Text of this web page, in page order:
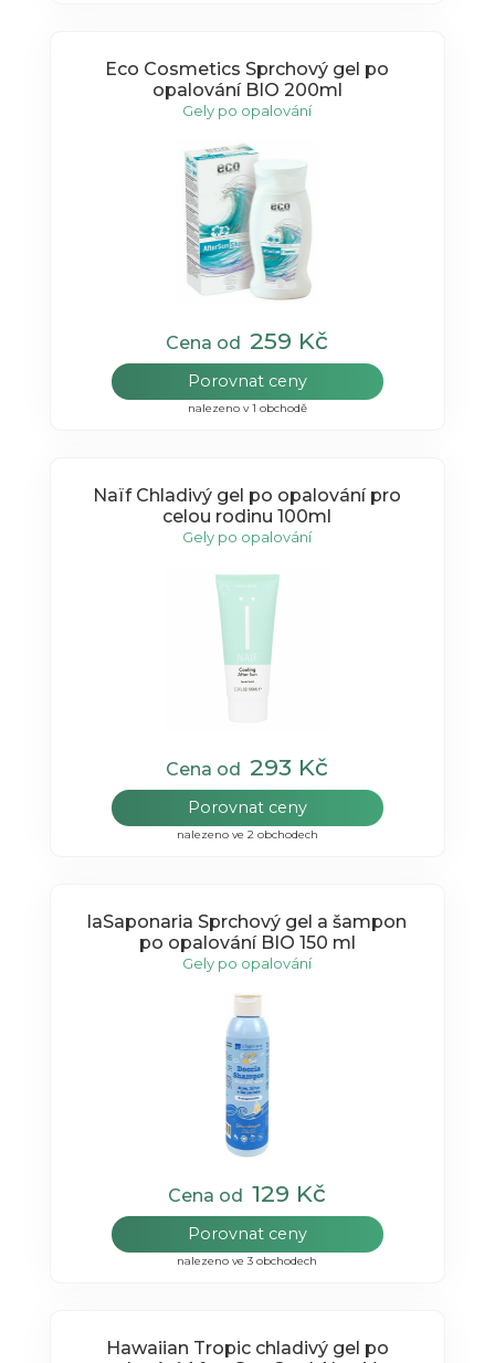
Eco Cosmetics Sprchový gel po
opalování BIO 200ml
Gely po opalování
Cena od259 Kč
Porovnat ceny
nalezeno v 1 obchodě
Naïf Chladivý gel po opalování pro
celou rodinu 100ml
Gely po opalování
Cena od293 Kč
Porovnat ceny
nalezeno ve 2 obchodech
laSaponaria Sprchový gel a šampon
po opalování BIO 150 ml
Gely po opalování
Cena od129 Kč
Porovnat ceny
nalezeno ve 3 obchodech
Hawaiian Tropic chladivý gel po